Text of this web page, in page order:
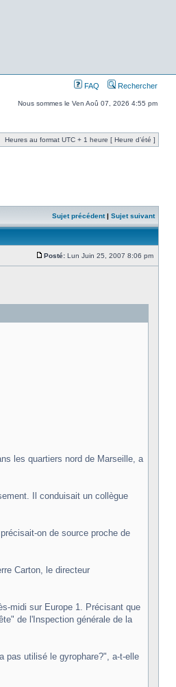
FAQ Rechercher
Nous sommes le Ven Aoû 07, 2026 4:55 pm
Heures au format UTC + 1 heure [ Heure d’été ]
Sujet précédent| Sujet suivant
Posté: Lun Juin 25, 2007 8:06 pm
les quartiers nord de Marseille, a
Il conduisait un collègue
on de source proche de
Carton, le directeur
midi sur Europe 1. Précisant que
de l'Inspection générale de la
pas utilisé le gyrophare?", a-t-elle